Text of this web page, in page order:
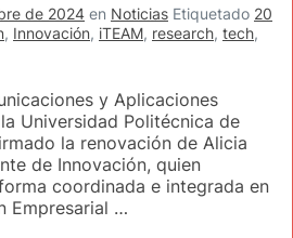
de 2024 en Noticias Etiquetado 20
, Innovación, iTEAM, research, tech,
y Aplicaciones
Universidad Politécnica de
la renovación de Alicia
de Innovación, quien
coordinada e integrada en
Empresarial …